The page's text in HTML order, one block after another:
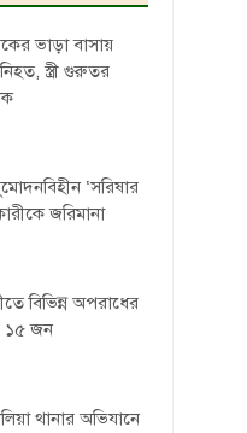
ভাড়া বাসায়
স্ত্রী গুরুতর
‘সরিষার
জরিমানা
বিভিন্ন অপরাধের
১৫ জন
থানার অভিযানে